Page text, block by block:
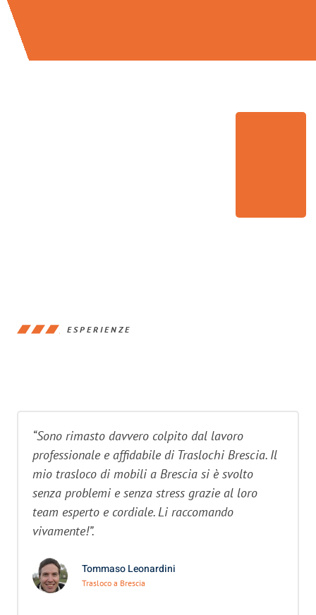
ESPERIENZE
“Sono rimasto davvero colpito dal lavoro
professionale e affidabile di Traslochi Brescia. Il
mio trasloco di mobili a Brescia si è svolto
senza problemi e senza stress grazie al loro
team esperto e cordiale. Li raccomando
vivamente!”.
Tommaso Leonardini
Trasloco a Brescia